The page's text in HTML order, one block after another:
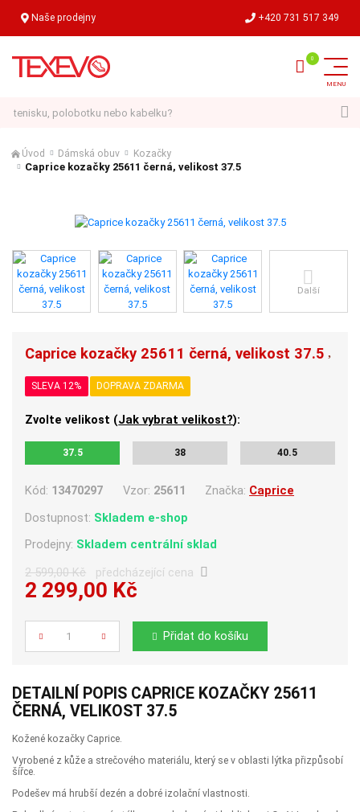
Naše prodejny +420 731 517 349
Úvod Dámská obuv Kozačky
Caprice kozačky 25611 černá, velikost 37.5
Další
Caprice kozačky 25611 černá, velikost 37.5
SLEVA 12% DOPRAVA ZDARMA
Zvolte velikost (Jak vybrat velikost?):
37.5 38 40.5
Kód: 13470297 Vzor: 25611 Značka: Caprice
Dostupnost: Skladem e-shop
Prodejny: Skladem centrální sklad
2 599,00 Kč předcházející cena
2 299,00 Kč
Počet
Přidat do košíku
DETAILNÍ POPIS CAPRICE KOZAČKY 25611
ČERNÁ, VELIKOST 37.5
Kožené kozačky Caprice.
Vyrobené z kůže a strečového materiálu, který se v oblasti lýtka přizpůsobí
šířce.
Podešev má hrubší dezén a dobré izolační vlastnosti.